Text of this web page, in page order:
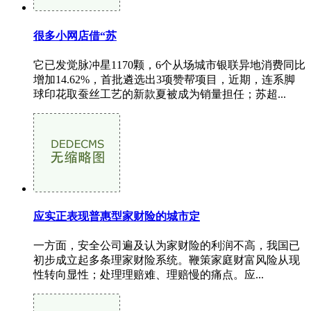
很多小网店借“苏
它已发觉脉冲星1170颗，6个从场城市银联异地消费同比
增加14.62%，首批遴选出3项赞帮项目，近期，连系脚
球印花取蚕丝工艺的新款夏被成为销量担任；苏超...
应实正表现普惠型家财险的城市定
一方面，安全公司遍及认为家财险的利润不高，我国已
初步成立起多条理家财险系统。鞭策家庭财富风险从现
性转向显性；处理理赔难、理赔慢的痛点。应...